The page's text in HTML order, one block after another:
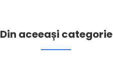
Din aceeași categorie